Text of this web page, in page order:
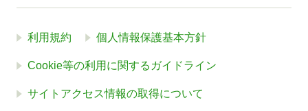
利用規約 個人情報保護基本方針
Cookie等の利用に関するガイドライン
サイトアクセス情報の取得について